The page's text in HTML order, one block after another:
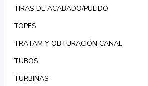
TIRAS DE ACABADO/PULIDO
TOPES
TRATAM Y OBTURACIÓN CANAL
TUBOS
TURBINAS